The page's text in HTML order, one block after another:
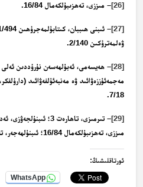
[26]– مىززى، تەھزىبۇلكەمال 16/84.
[27]
ۋەلمەترۇكىن 2/140.
[28]– ھەيسەمى، ئەبۇلھەسەن نۇرۇددىن ئەلى
7/18.
[29]
مىززى، تەھزىبۇلكەمال 16/84؛ ئىبنۇلھەجەر، تەھزىبۇتتەھزىب 6/13-15.
ئورتاقلىشىڭ:
WhatsApp